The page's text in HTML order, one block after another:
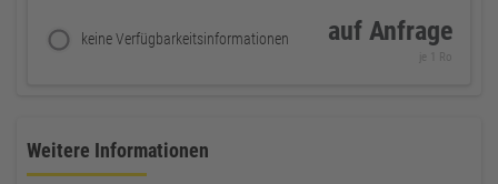
keine Verfügbarkeitsinformationen auf Anfrage
je 1 Ro
Weitere Informationen